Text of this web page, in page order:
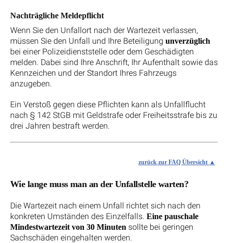
Nachträgliche Meldepflicht
Wenn Sie den Unfallort nach der Wartezeit verlassen,
müssen Sie den Unfall und Ihre Beteiligung unverzüglich
bei einer Polizeidienststelle oder dem Geschädigten
melden. Dabei sind Ihre Anschrift, Ihr Aufenthalt sowie das
Kennzeichen und der Standort Ihres Fahrzeugs
anzugeben.
Ein Verstoß gegen diese Pflichten kann als Unfallflucht
nach § 142 StGB mit Geldstrafe oder Freiheitsstrafe bis zu
drei Jahren bestraft werden.
zurück zur FAQ Übersicht
Wie lange muss man an der Unfallstelle warten?
Die Wartezeit nach einem Unfall richtet sich nach den
konkreten Umständen des Einzelfalls. Eine pauschale
Mindestwartezeit von 30 Minuten sollte bei geringen
Sachschäden eingehalten werden.